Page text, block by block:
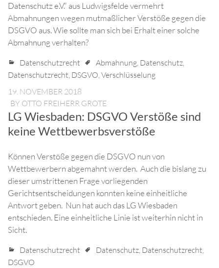
Datenschutz e.V.“ aus Ludwigsfelde vermehrt
Abmahnungen wegen mutmaßlicher Verstöße gegen die
DSGVO aus. Wie sollte man sich bei Erhalt einer solche
Abmahnung verhalten?
Datenschutzrecht Abmahnung, Datenschutz,
Datenschutzrecht, DSGVO,Verschlüsselung
19. NOVEMBER 2018
BY OTTO FREIHERR GROTE
LG Wiesbaden: DSGVO Verstöße sind
keine Wettbewerbsverstöße
Können Verstöße gegen die DSGVO nun von
Wettbewerbern abgemahnt werden. Auch die bislang zu
dieser umstrittenen Frage vorliegenden
Gerichtsentscheidungen konnten keine einheitliche
Antwort geben. Nun hat auch das LG Wiesbaden
entschieden. Eine einheitliche Linie ist weiterhin nicht in
Sicht.
Datenschutzrecht Datenschutz, Datenschutzrecht,
DSGVO